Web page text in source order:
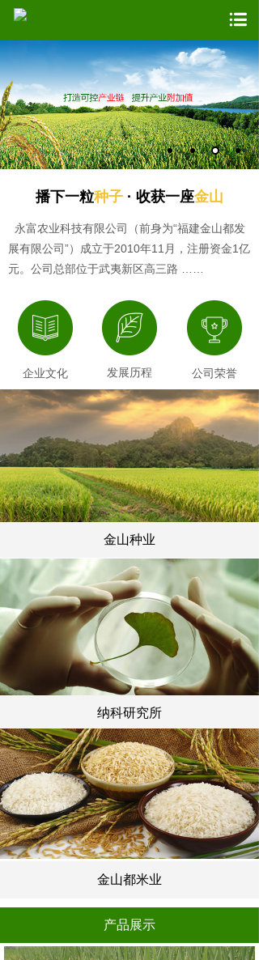
公司荣誉
发展历程
企业文化
永富农业科技有限公司（前身为“福建金山都发
展有限公司”）成立于2010年11月，注册资金1亿
元。公司总部位于武夷新区高三路
播下一粒种子 · 收获一座金山
金山种业
纳科研究所
金山都米业
产品展示